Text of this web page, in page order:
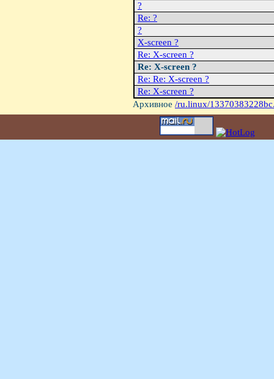
?
Re: ?
?
X-screen ?
Re: X-screen ?
Re: X-screen ?
Re: Re: X-screen ?
Re: X-screen ?
Архивное /ru.linux/